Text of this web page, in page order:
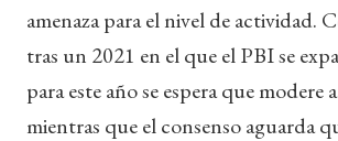
amenaza para el nivel de actividad.
tras un 2021 en el que el PBI se
para este año se espera que modere
mientras que el consenso aguarda